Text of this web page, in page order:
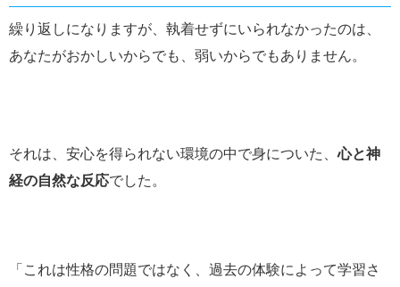
繰り返しになりますが、執着せずにいられなかったのは、
あなたがおかしいからでも、弱いからでもありません。
それは、安心を得られない環境の中で身についた、心と神
経の自然な反応でした。
「これは性格の問題ではなく、過去の体験によって学習さ